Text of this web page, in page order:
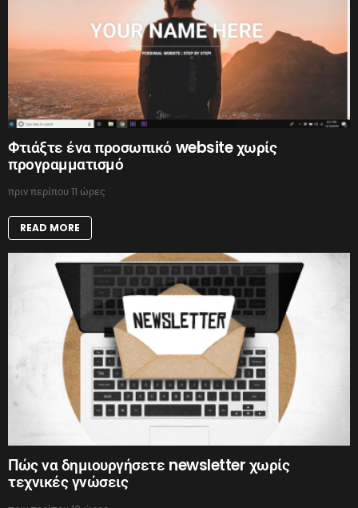
Φτιάξτε ένα προσωπικό website χωρίς
προγραμματισμό
πριν περίπου 11 ώρες
READ MORE
Πώς να δημιουργήσετε newsletter χωρίς
τεχνικές γνώσεις